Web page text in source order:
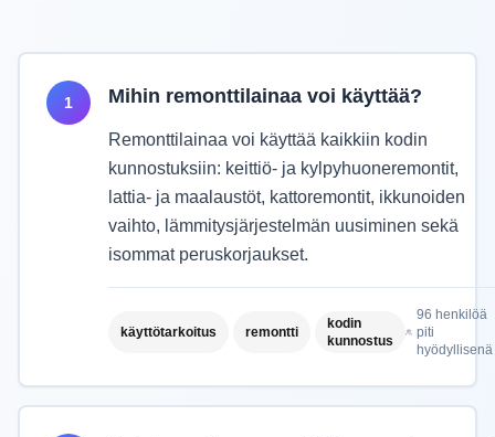
1 Mihin remonttilainaa voi käyttää?
Remonttilainaa voi käyttää kaikkiin kodin
kunnostuksiin: keittiö- ja kylpyhuoneremontit,
lattia- ja maalaustöt, kattoremontit, ikkunoiden
vaihto, lämmitysjärjestelmän uusiminen sekä
isommat peruskorjaukset.
käyttötarkoitus remontti
kodin
kunnostus
96 henkilöä
piti
hyödyllisenä